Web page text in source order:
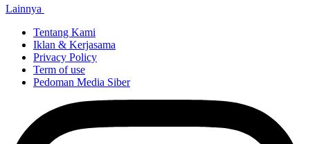
Lainnya
Tentang Kami
Iklan & Kerjasama
Privacy Policy
Term of use
Pedoman Media Siber